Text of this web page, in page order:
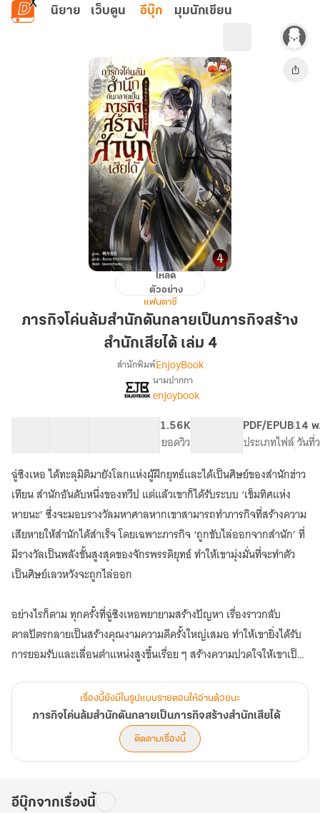
ข้ามไปยังเนื้อหาหลัก
นิยาย เว็บตูน อีบุ๊ก มุมนักเขียน
ภารกิจ
ล้ม
สำนัก
สร้าง
เสีย
ได้
เล่ม
4
โหลด
ตัวอย่าง
แฟนตาซี
ภารกิจโค่นล้มสำนักดันกลายเป็นภารกิจสร้าง
สำนักเสียได้ เล่ม 4
เรื่อง
ภารกิจ
โค่น
ล้ม
สำนัก
ดัน
กลาย
เป็น
ภารกิจ
สร้าง
สำนัก
เสีย
ได้
สำนักพิมพ์EnjoyBook
นามปากกา
enjoybook
1.56K
ยอดวิว
PDF/EPUB
ประเภทไฟล์
14
วันที่
ฉู่ซิงเหอ ได้ทะลุมิติมายังโลกแห่งผู้ฝึกยุทธ์และได้เป็นศิษย์ของสำนักฮ่าว
เทียน สำนักอันดับหนึ่งของทวีป แต่แล้วเขาก็ได้รับระบบ ‘เข็มทิศแห่ง
หายนะ’ ซึ่งจะมอบรางวัลมหาศาลหากเขาสามารถทำภารกิจที่สร้างความ
เสียหายให้สำนักได้สำเร็จ โดยเฉพาะภารกิจ ‘ถูกขับไล่ออกจากสำนัก’ ที่
มีรางวัลเป็นพลังขั้นสูงสุดของจักรพรรดิยุทธ์ ทำให้เขามุ่งมั่นที่จะทำตัว
เป็นศิษย์เลวหวังจะถูกไล่ออก
อย่างไรก็ตาม ทุกครั้งที่ฉู่ซิงเหอพยายามสร้างปัญหา เรื่องราวกลับ
ตาลปัตรกลายเป็นสร้างคุณงามความดีครั้งใหญ่เสมอ ทำให้เขายิ่งได้รับ
การยอมรับและเลื่อนตำแหน่งสูงขึ้นเรื่อย ๆ สร้างความปวดใจให้เขาเป็น
160)
เรื่องนี้ยังมีในรูปแบบรายตอนให้อ่านด้วยนะ
ภารกิจโค่นล้มสำนักดันกลายเป็นภารกิจสร้างสำนักเสียได้
ติดตามเรื่องนี้
อีบุ๊กจากเรื่องนี้